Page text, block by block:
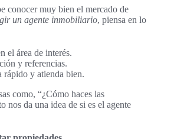
conocer muy bien el mercado de
un agente inmobiliario, piensa en lo
el área de interés.
y referencias.
rápido y atienda bien.
como, “¿Cómo haces las
nos da una idea de si es el agente